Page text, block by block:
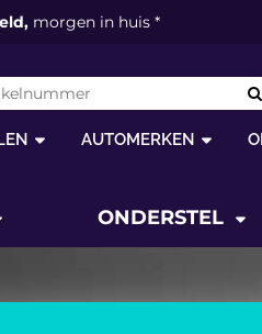
morgen in huis *
AUTOMERKEN
ONDERSTEL